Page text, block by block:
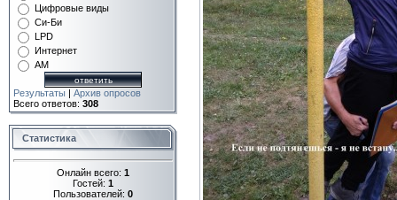
Цифровые виды
Си-Би
LPD
Интернет
AM
Результаты | Архив опросов
Всего ответов: 308
Статистика
Онлайн всего: 1
Гостей: 1
Пользователей: 0